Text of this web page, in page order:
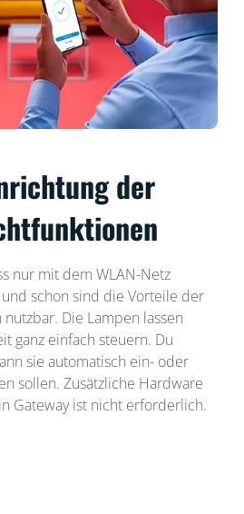
der
nur mit dem WLAN-Netz
schon sind die Vorteile der
Die Lampen lassen
ganz einfach steuern. Du
sie automatisch ein- oder
sollen. Zusätzliche Hardware
Gateway ist nicht erforderlich.